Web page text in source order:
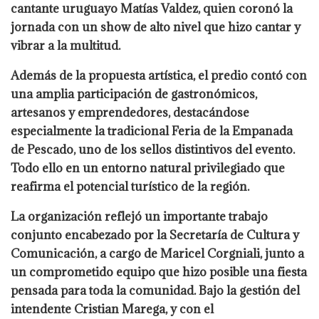
cantante uruguayo Matías Valdez, quien coronó la
jornada con un show de alto nivel que hizo cantar y
vibrar a la multitud.
Además de la propuesta artística, el predio contó con
una amplia participación de gastronómicos,
artesanos y emprendedores, destacándose
especialmente la tradicional Feria de la Empanada
de Pescado, uno de los sellos distintivos del evento.
Todo ello en un entorno natural privilegiado que
reafirma el potencial turístico de la región.
La organización reflejó un importante trabajo
conjunto encabezado por la Secretaría de Cultura y
Comunicación, a cargo de Maricel Corgniali, junto a
un comprometido equipo que hizo posible una fiesta
pensada para toda la comunidad. Bajo la gestión del
intendente Cristian Marega, y con el